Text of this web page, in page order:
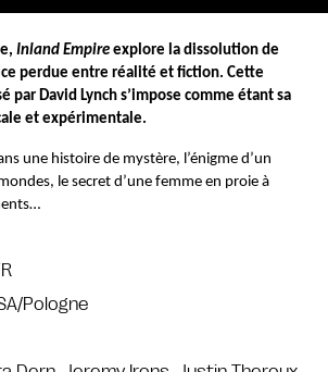
Inland Empire explore la dissolution de
perdue entre réalité et fiction. Cette
David Lynch s’impose comme étant sa
et expérimentale.
une histoire de mystère, l’énigme d’un
le secret d’une femme en proie à
Pologne